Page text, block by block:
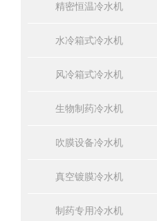
精密恒温冷水机
水冷箱式冷水机
风冷箱式冷水机
生物制药冷水机
吹膜设备冷水机
真空镀膜冷水机
制药专用冷水机